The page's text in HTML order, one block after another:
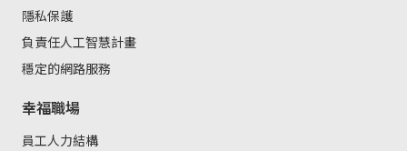
隱私保護
負責任人工智慧計畫
穩定的網路服務
幸福職場
員工人力結構